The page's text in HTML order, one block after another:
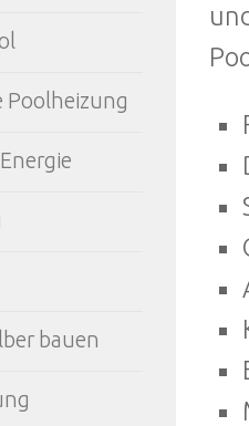
Poolheizung
bauen